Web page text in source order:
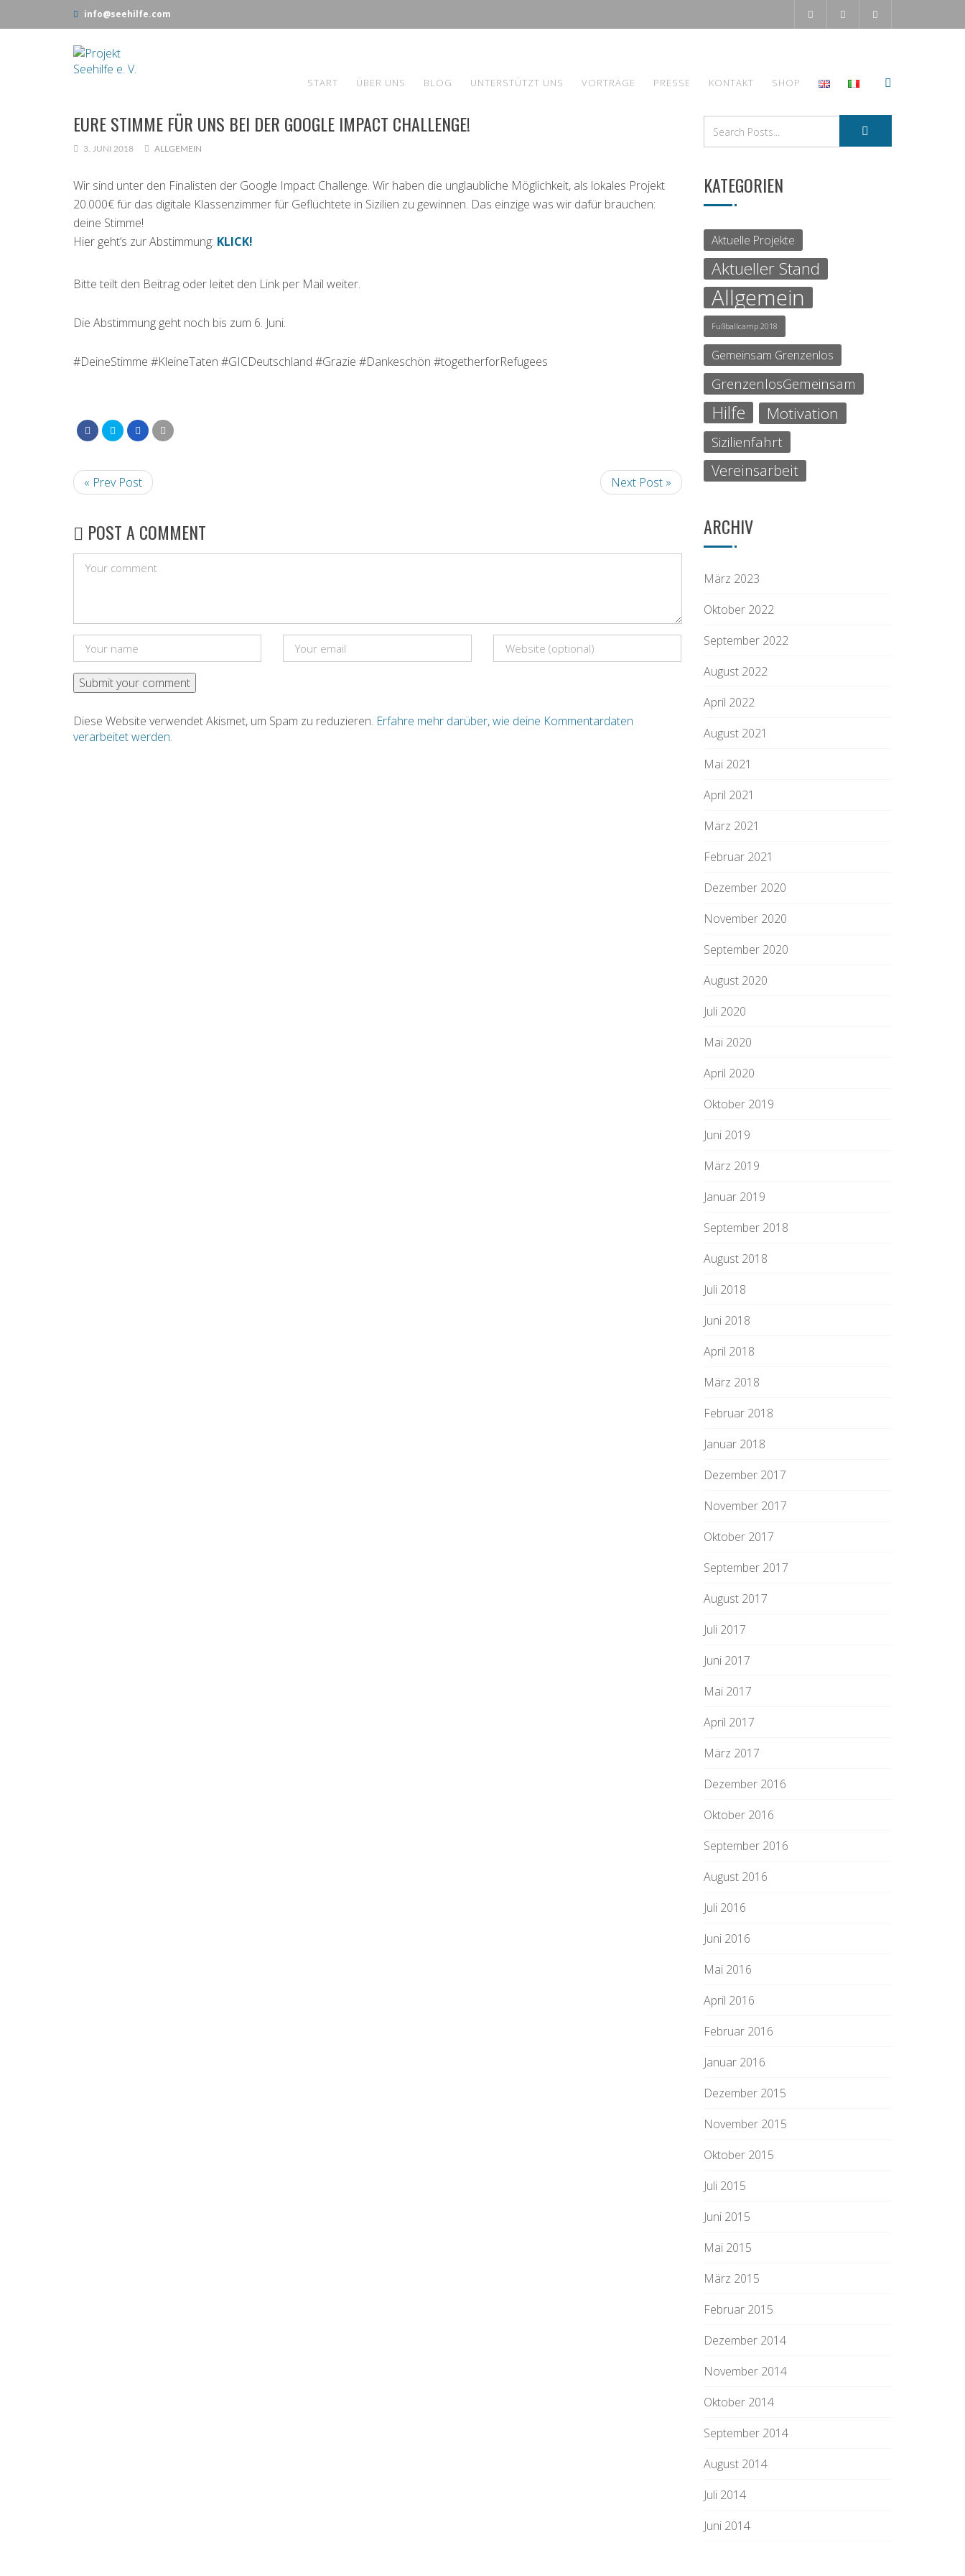
info@seehilfe.com
START ÜBER UNS BLOG UNTERSTÜTZT UNS VORTRÄGE PRESSE KONTAKT SHOP
EURE STIMME FÜR UNS BEI DER GOOGLE IMPACT CHALLENGE!
3. JUNI 2018 ALLGEMEIN
Wir sind unter den Finalisten der Google Impact Challenge. Wir haben die unglaubliche Möglichkeit, als lokales Projekt
20.000€ für das digitale Klassenzimmer für Geflüchtete in Sizilien zu gewinnen. Das einzige was wir dafür brauchen:
deine Stimme!
Hier geht’s zur Abstimmung: KLICK!
Bitte teilt den Beitrag oder leitet den Link per Mail weiter.
Die Abstimmung geht noch bis zum 6. Juni.
#DeineStimme #KleineTaten #GICDeutschland #Grazie #Dankeschön #togetherforRefugees
« Prev Post Next Post »
POST A COMMENT
Diese Website verwendet Akismet, um Spam zu reduzieren. Erfahre mehr darüber, wie deine Kommentardaten
verarbeitet werden.
KATEGORIEN
Aktuelle Projekte
Aktueller Stand
Allgemein
Fußballcamp 2018
Gemeinsam Grenzenlos
GrenzenlosGemeinsam
Hilfe Motivation
Sizilienfahrt
Vereinsarbeit
ARCHIV
März 2023
Oktober 2022
September 2022
August 2022
April 2022
August 2021
Mai 2021
April 2021
März 2021
Februar 2021
Dezember 2020
November 2020
September 2020
August 2020
Juli 2020
Mai 2020
April 2020
Oktober 2019
Juni 2019
März 2019
Januar 2019
September 2018
August 2018
Juli 2018
Juni 2018
April 2018
März 2018
Februar 2018
Januar 2018
Dezember 2017
November 2017
Oktober 2017
September 2017
August 2017
Juli 2017
Juni 2017
Mai 2017
April 2017
März 2017
Dezember 2016
Oktober 2016
September 2016
August 2016
Juli 2016
Juni 2016
Mai 2016
April 2016
Februar 2016
Januar 2016
Dezember 2015
November 2015
Oktober 2015
Juli 2015
Juni 2015
Mai 2015
März 2015
Februar 2015
Dezember 2014
November 2014
Oktober 2014
September 2014
August 2014
Juli 2014
Juni 2014